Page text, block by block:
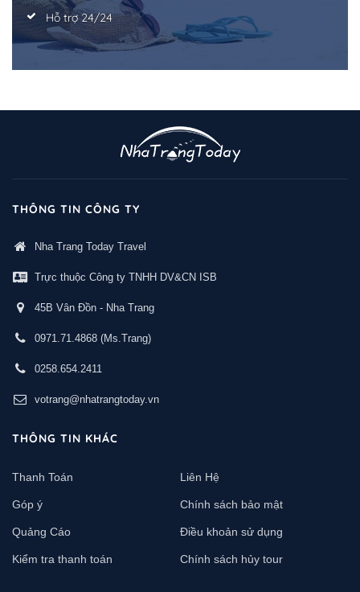
Hỗ trợ 24/24
THÔNG TIN CÔNG TY
Nha Trang Today Travel
Trực thuộc Công ty TNHH DV&CN ISB
45B Vân Đồn - Nha Trang
0971.71.4868 (Ms.Trang)
0258.654.2411
votrang@nhatrangtoday.vn
THÔNG TIN KHÁC
Thanh Toán Liên Hệ
Góp ý Chính sách bảo mật
Quảng Cáo Điều khoản sử dụng
Kiểm tra thanh toán Chính sách hủy tour